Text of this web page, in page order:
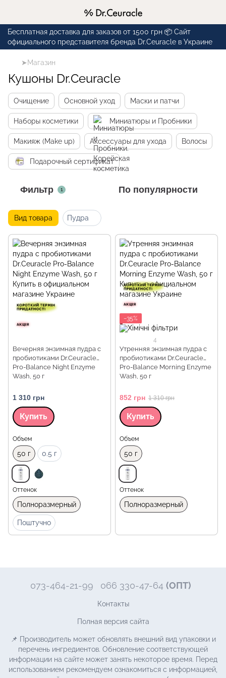
Бесплатная доставка для заказов от 1500 грн 📦 Сайт
официального представителя бренда Dr.Ceuracle в Украине
➤Магазин
Кушоны Dr.Ceuracle
Очищение Основной уход Маски и патчи
Наборы косметики Миниатюры и Пробники
Макияж (Make up) Аксессуары для ухода Волосы
Подарочный сертификат
Фильтр 1 По популярности
Вид товара Пудра
Вечерняя энзимная пудра с
пробиотиками Dr.Ceuracle
Pro-Balance Night Enzyme
Wash, 50 г
1 310 грн
Купить
Объем
50 г 0.5 г
Оттенок
Полноразмерный
Поштучно
−35%
4
Утренняя энзимная пудра с
пробиотиками Dr.Ceuracle
Pro-Balance Morning Enzyme
Wash, 50 г
852 грн 1 310 грн
Купить
Объем
50 г
Оттенок
Полноразмерный
073-464-21-99 066 330-47-64 (ОПТ)
Контакты
Полная версия сайта
📌 Производитель может обновлять внешний вид упаковки и
перечень ингредиентов. Обновление соответствующей
информации на сайте может занять некоторое время. Перед
использованием рекомендуем ознакомиться с информацией,